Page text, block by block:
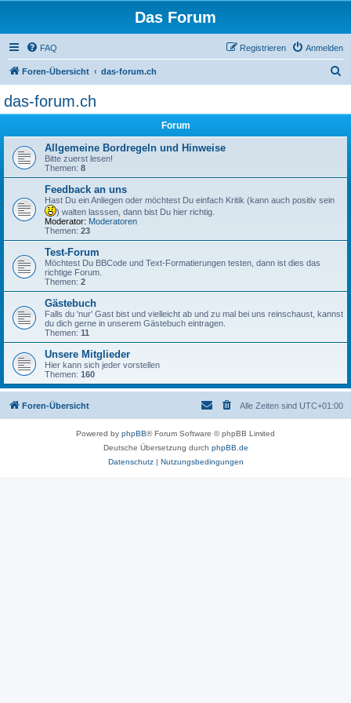
Das Forum
FAQ Anmelden
Registrieren
Foren-Übersicht das-forum.ch
das-forum.ch
Forum
Allgemeine Bordregeln und Hinweise
Bitte zuerst lesen!
Themen: 8
Feedback an uns
Hast Du ein Anliegen oder möchtest Du einfach Kritik (kann auch positiv sein
) walten lasssen, dann bist Du hier richtig.
Moderator: Moderatoren
Themen: 23
Test-Forum
Möchtest Du BBCode und Text-Formatierungen testen, dann ist dies das
richtige Forum.
Themen: 2
Gästebuch
Falls du 'nur' Gast bist und vielleicht ab und zu mal bei uns reinschaust, kannst
du dich gerne in unserem Gästebuch eintragen.
Themen: 11
Unsere Mitglieder
Hier kann sich jeder vorstellen
Themen: 160
Foren-Übersicht Alle Zeiten sind UTC+01:00
Powered by phpBB® Forum Software © phpBB Limited
Deutsche Übersetzung durch phpBB.de
Datenschutz| Nutzungsbedingungen